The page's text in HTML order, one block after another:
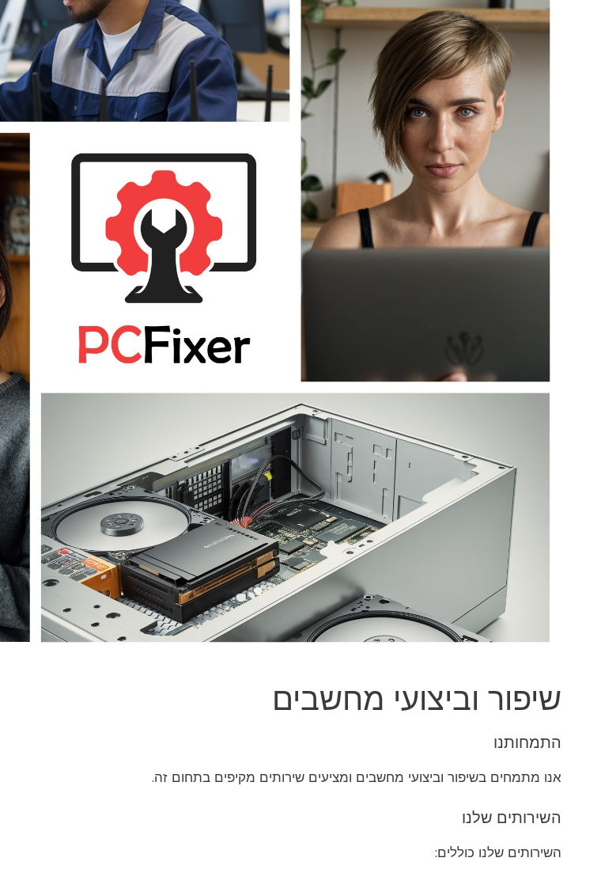
שיפור וביצועי מחשבים
התמחותנו
אנו מתמחים בשיפור וביצועי מחשבים ומציעים שירותים מקיפים בתחום זה.
השירותים שלנו
השירותים שלנו כוללים: